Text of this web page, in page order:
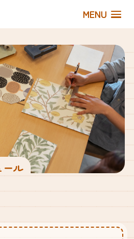
MENU
ール